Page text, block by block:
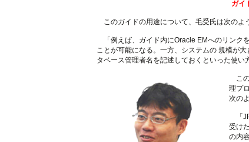
ガイ
このガイドの用途について、毛受氏は次のよ
「例えば、ガイド内にOracle EMへのリンク
ことが可能になる。一方、システムの 規模が
タベース管理者名を記述しておくといった使い
この
理プ
次の
「
受け
の内